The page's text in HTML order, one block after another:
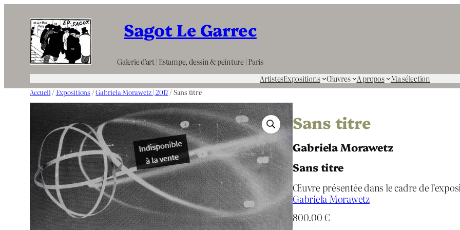
contenu
Sagot Le Garrec
Galerie d’art | Estampe, dessin & peinture | Paris
ArtistesExpositions Œuvres A propos Ma sélection
Accueil / Expositions /Gabriela Morawetz | 2017/ Sans titre
Sans titre
Gabriela Morawetz
Sans titre
Œuvre présentée dans le cadre de
Gabriela Morawetz
800.00€